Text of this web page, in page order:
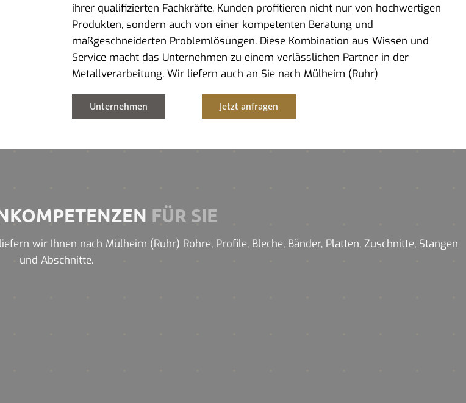
ihrer qualifizierten Fachkräfte. Kunden profitieren nicht nur von hochwertigen
Produkten, sondern auch von einer kompetenten Beratung und
maßgeschneiderten Problemlösungen. Diese Kombination aus Wissen und
Service macht das Unternehmen zu einem verlässlichen Partner in der
Metallverarbeitung. Wir liefern auch an Sie nach Mülheim (Ruhr)
Unternehmen Jetzt anfragen
FÜR SIE
wir Ihnen nach Mülheim (Ruhr) Rohre, Profile, Bleche, Bänder, Platten, Zuschnitte, Stangen
und Abschnitte.